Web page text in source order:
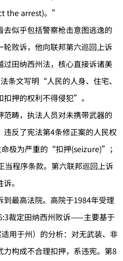
the arrest)。”
似乎包括警察枪击意图逃逸的
败诉，他向联邦第六巡回上诉
田纳西州法，核心直接诉诸美
条文写明“人民的人身、住宅、
押的权利不得侵犯”。
畴，执法人员对未携带武器的
反了宪法第4条修正案的人民权
极为严重的“扣押(seizure)”；
当程序条款。第六联邦巡回上诉
。
到最高法院。高院于1984年受理
裁定田纳西州败诉——主要基于
用于州）的分析：对无武装、非
构成不合理扣押，系违宪。第8